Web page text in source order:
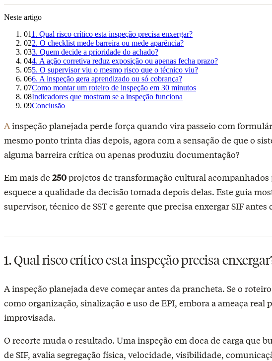
Neste artigo
011. Qual risco crítico esta inspeção precisa enxergar?
022. O checklist mede barreira ou mede aparência?
033. Quem decide a prioridade do achado?
044. A ação corretiva reduz exposição ou apenas fecha prazo?
055. O supervisor viu o mesmo risco que o técnico viu?
066. A inspeção gera aprendizado ou só cobrança?
07Como montar um roteiro de inspeção em 30 minutos
08Indicadores que mostram se a inspeção funciona
09Conclusão
A inspeção planejada perde força quando vira passeio com
mesmo ponto trinta dias depois, agora com a sensação de que o
alguma barreira crítica ou apenas produziu documentação?
Em mais de250projetos de transformação culturalacompanhados
esquece a qualidade da decisão tomada depois delas. Este guia
supervisor, técnico de SST e gerente que precisa enxergar SIF antes
1. Qual risco crítico esta inspeção precisa
A inspeção planejada deve começar antes da prancheta. Se o
como organização, sinalização e uso de EPI, embora a ameaça
improvisada.
O recorte muda o resultado. Uma inspeção em doca de carga que
de SIF, avalia segregação física, velocidade, visibilidade,